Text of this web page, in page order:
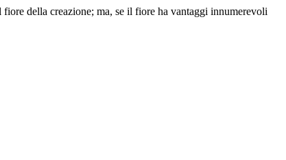
della creazione; ma, se il fiore ha vantaggi innumerevoli